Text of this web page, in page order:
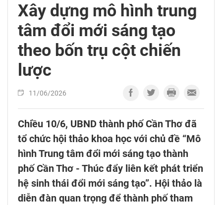
Xây dựng mô hình trung
tâm đổi mới sáng tạo
theo bốn trụ cột chiến
lược
11/06/2026
Chiều 10/6, UBND thành phố Cần Thơ đã
tổ chức hội thảo khoa học với chủ đề “Mô
hình Trung tâm đổi mới sáng tạo thành
phố Cần Thơ - Thúc đẩy liên kết phát triển
hệ sinh thái đổi mới sáng tạo”. Hội thảo là
diễn đàn quan trọng để thành phố tham